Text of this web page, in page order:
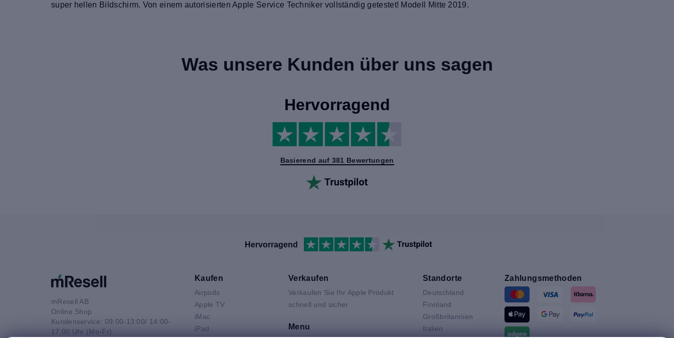
super hellen Bildschirm. Von einem autorisierten Apple Service Techniker vollständig getestet! Modell Mitte 2019.
Was unsere Kunden über uns sagen
Hervorragend
Basierend auf 381 Bewertungen
Hervorragend
mResell AB
Online Shop
Kundenservice: 09:00-13:00/ 14:00-
17:00 Uhr (Mo-Fr)
Kaufen
Airpods
Apple TV
iMac
iPad
Verkaufen
Verkaufen Sie Ihr Apple Produkt
schnell und sicher
Menu
Standorte
Deutschland
Finnland
Großbritannien
Italien
Zahlungsmethoden